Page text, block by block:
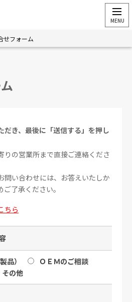
せフォーム
だき、最後に「送信する」を押し
の営業所まで直接ご連絡くださ
い合わせには、お答えいたしか
了承ください。
ちら
品）
ＯＥＭのご相談
その他